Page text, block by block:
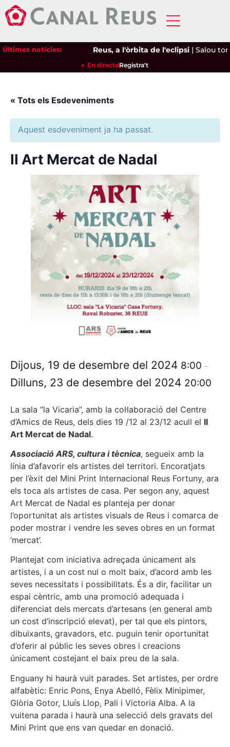
Últimes notícies: Reus, a l'òrbita de l'eclipsi| Salou
En directeRegistra't
« Tots els Esdeveniments
Aquest esdeveniment ja ha passat.
II Art Mercat de Nadal
Dijous, 19 de desembre del 2024 8:00 –
Dilluns, 23 de desembre del 2024 20:00
La sala “la Vicaria”, amb la col·laboració del Centre
d’Amics de Reus, dels dies 19 /12 al 23/12 acull el II
Art Mercat de Nadal.
Associació ARS, cultura i tècnica, segueix amb la
línia d’afavorir els artistes del territori. Encoratjats
per l’èxit del Mini Print Internacional Reus Fortuny, ara
els toca als artistes de casa. Per segon any, aquest
Art Mercat de Nadal es planteja per donar
l’oportunitat als artistes visuals de Reus i comarca de
poder mostrar i vendre les seves obres en un format
‘mercat’.
Plantejat com iniciativa adreçada únicament als
artistes, i a un cost nul o molt baix, d’acord amb les
seves necessitats i possibilitats. És a dir, facilitar un
espai cèntric, amb una promoció adequada i
diferenciat dels mercats d’artesans (en general amb
un cost d’inscripció elevat), per tal que els pintors,
dibuixants, gravadors, etc. puguin tenir oportunitat
d’oferir al públic les seves obres i creacions
únicament costejant el baix preu de la sala.
Enguany hi haurà vuit parades. Set artistes, per ordre
alfabètic: Enric Pons, Enya Abelló, Fèlix Minipimer,
Glòria Gotor, Lluís Llop, Pali i Victoria Alba. A la
vuitena parada i haurà una selecció dels gravats del
Mini Print que ens van quedar en donació.